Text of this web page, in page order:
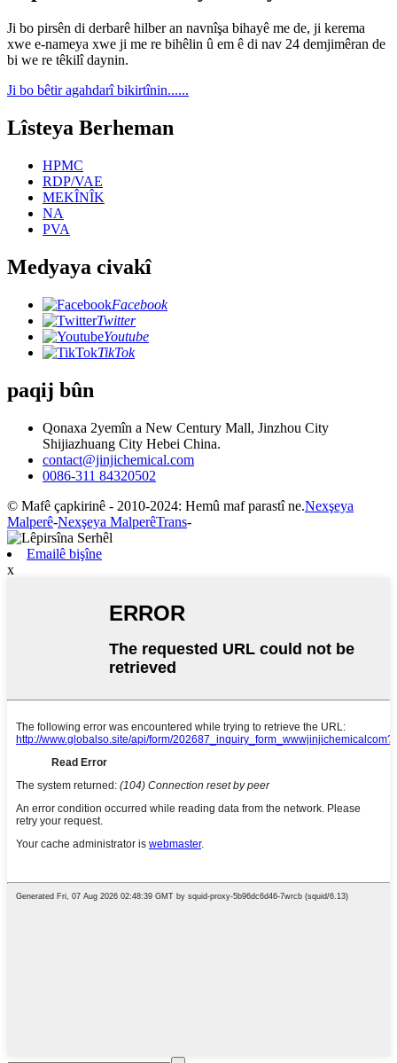
Ji bo pirsên di derbarê hilber an navnîşa bihayê me de, ji kerema
xwe e-nameya xwe ji me re bihêlin û em ê di nav 24 demjimêran de
bi we re têkilî daynin.
Ji bo bêtir agahdarî bikirtînin......
Lîsteya Berheman
HPMC
RDP/VAE
MEKÎNÎK
NA
PVA
Medyaya civakî
Facebook
Twitter
Youtube
TikTok
paqij bûn
Qonaxa 2yemîn a New Century Mall, Jinzhou City
Shijiazhuang City Hebei China.
contact@jinjichemical.com
0086-311 84320502
© Mafê çapkirinê - 2010-2024: Hemû maf parastî ne.Nexşeya
Malperê-Nexşeya MalperêTrans-
Emailê bişîne
x